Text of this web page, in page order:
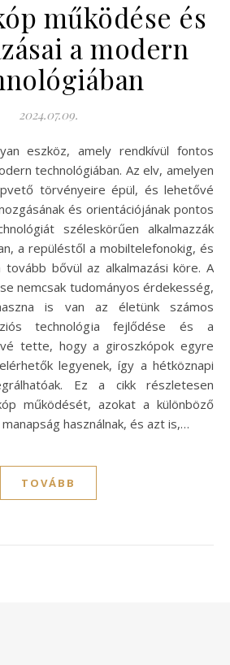
működése és
a modern
2024.07.09.
technológiában. Az elv, amelyen
törvényeire épül, és lehetővé
és orientációjának pontos
széleskörűen alkalmazzák
a repüléstől a mobiltelefonokig, és
bővül az alkalmazási köre. A
nemcsak tudományos érdekesség,
is van az életünk számos
technológia fejlődése és a
tette, hogy a giroszkópok egyre
legyenek, így a hétköznapi
Ez a cikk részletesen
működését, azokat a különböző
használnak, és azt is,…
TOVÁBB